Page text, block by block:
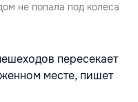
не попала под колеса
пересекает
месте, пишет